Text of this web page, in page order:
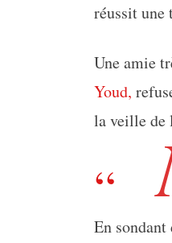
réussit une
Une amie
Youd,
la veille de
En